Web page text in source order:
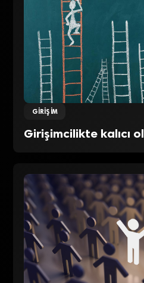
GIRIŞIM
Girişimcilikte kalıcı